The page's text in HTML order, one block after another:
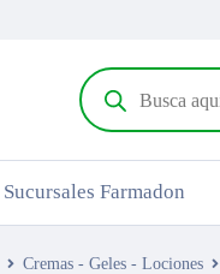
Sucursales Farmadon
Cremas - Geles - Lociones